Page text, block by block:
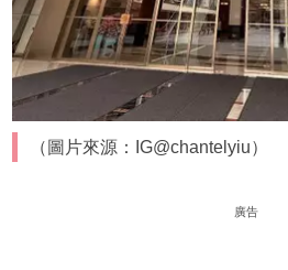
（圖片來源：IG@chantelyiu）
廣告